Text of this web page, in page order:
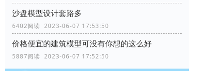
沙盘模型设计套路多
6402阅读 2023-06-07 17:53:50
价格便宜的建筑模型可没有你想的这么好
5887阅读 2023-06-07 17:52:50